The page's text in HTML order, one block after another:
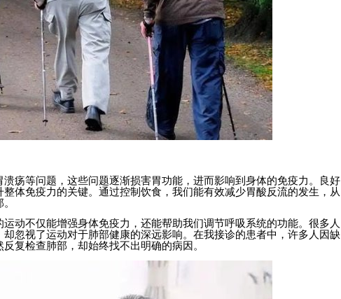
疡等问题，这些问题逐渐损害胃功能，进而影响到身体的免疫力。良好
体免疫力的关键。通过控制饮食，我们能有效减少胃酸反流的发生，从
动不仅能增强身体免疫力，还能帮助我们调节呼吸系统的功能。很多人
忽视了运动对于肺部健康的深远影响。在我接诊的患者中，许多人因缺
复检查肺部，却始终找不出明确的病因。